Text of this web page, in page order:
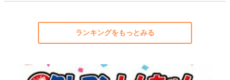
ランキングをもっとみる